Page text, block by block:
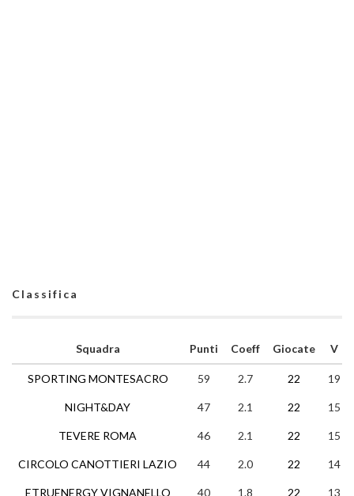
Classifica
Squadra
SPORTING MONTESACRO
NIGHT&DAY
TEVERE ROMA
CIRCOLO CANOTTIERI LAZIO
ETRUENERGY VIGNANELLO
Punti Coeff Giocate V
59 2.7 22 19
47 2.1 22 15
46 2.1 22 15
44 2.0 22 14
40 1.8 22 13